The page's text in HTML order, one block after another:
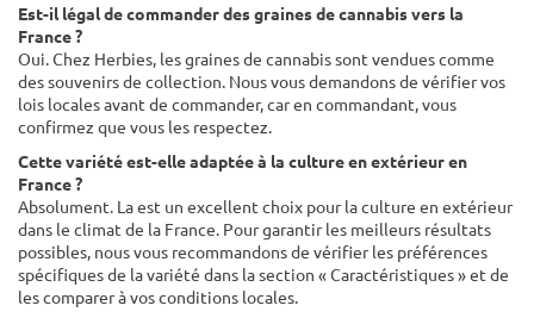
Est-il légal de commander des graines de cannabis vers la
France ?
Oui. Chez Herbies, les graines de cannabis sont vendues comme
des souvenirs de collection. Nous vous demandons de vérifier vos
lois locales avant de commander, car en commandant, vous
confirmez que vous les respectez.
Cette variété est-elle adaptée à la culture en extérieur en
France ?
Absolument. La est un excellent choix pour la culture en extérieur
dans le climat de la France. Pour garantir les meilleurs résultats
possibles, nous vous recommandons de vérifier les préférences
spécifiques de la variété dans la section « Caractéristiques » et de
les comparer à vos conditions locales.